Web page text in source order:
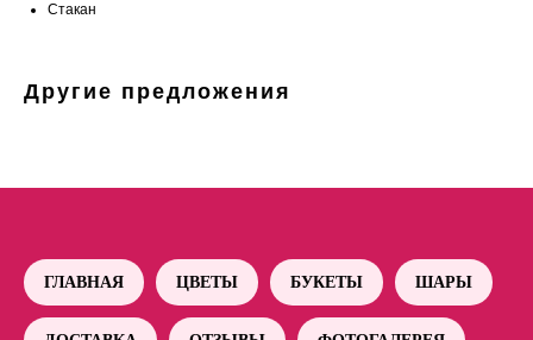
Стакан
Другие предложения
ГЛАВНАЯ ЦВЕТЫ БУКЕТЫ ШАРЫ